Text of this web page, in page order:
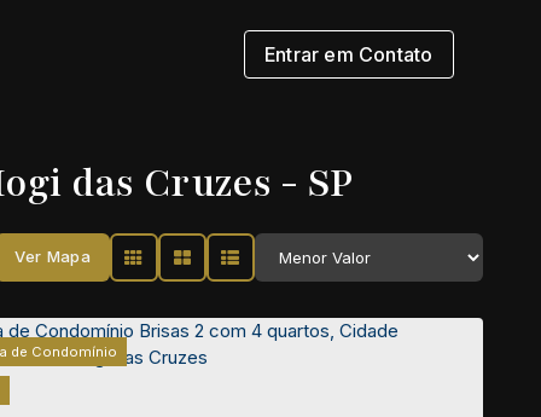
Entrar em Contato
das Cruzes - SP
Ver Mapa
de Condomínio